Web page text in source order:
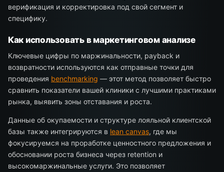
верификация и корректировка под свой сегмент и
специфику.
Как использовать в маркетинговом анализе
Ключевые цифры по маржинальности, payback и
возвратности используются как отправные точки для
проведения benchmarking — этот метод позволяет быстро
сравнить показатели вашей клиники с лучшими практиками
рынка, выявить зоны отставания и роста.
Данные об окупаемости и структуре лояльной клиентской
базы также интегрируются в lean canvas, где мы
фокусируемся на проработке ценностного предложения и
обосновании роста бизнеса через retention и
высокомаржинальные услуги. Это позволяет